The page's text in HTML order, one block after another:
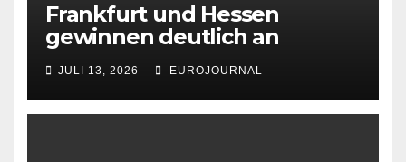
Frankfurt und Hessen
gewinnen deutlich an
Attraktivität für Startup-
Gründungen
JULI 13, 2026 EUROJOURNAL